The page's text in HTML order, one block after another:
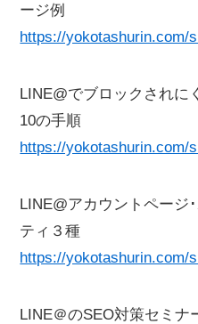
ージ例
https://yokotashurin.com/
LINE@でブロックされに
10の手順
https://yokotashurin.com/
LINE@アカウントページ
ティ３種
https://yokotashurin.com/
LINE＠のSEO対策セミナ